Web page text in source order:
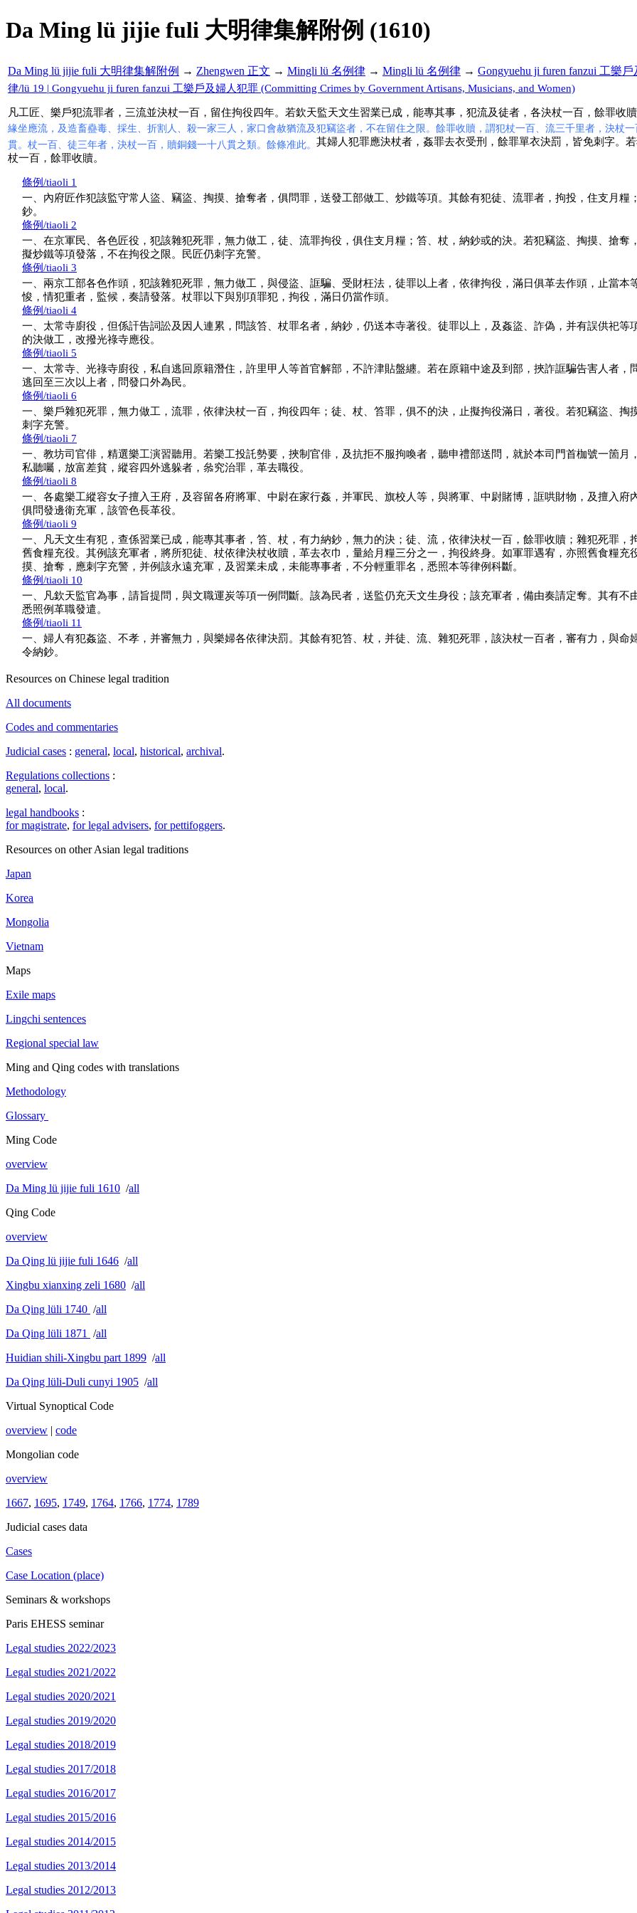
Da Ming lü jijie fuli 大明律集解附例 (1610)
Da Ming lü jijie fuli 大明律集解附例 → Zhengwen 正文 → Mingli lü 名例律 → Mingli lü 名例律 → Gongyuehu ji furen fanzui 工樂
律/lü 19 | Gongyuehu ji furen fanzui 工樂戶及婦人犯罪 (Committing Crimes by Government Artisans, Musicians, and Women)
凡工匠、樂戶犯流罪者，三流並決杖一百，留住拘役四年。若欽天監天文生習業已成，能專其事，犯流及徒者，各決杖一百，餘罪收贖
緣坐應流，及造畜蠱毒、採生、折割人、殺一家三人，家口會赦猶流及犯竊盜者，不在留住之限。餘罪收贖，謂犯杖一百、流三千里者，決杖
貫。杖一百、徒三年者，決杖一百，贖銅錢一十八貫之類。餘條准此。 其婦人犯罪應決杖者，姦罪去衣受刑，餘罪單衣決罰，皆免刺字。
杖一百，餘罪收贖。
條例/tiaoli 1
一、內府匠作犯該監守常人盜、竊盜、掏摸、搶奪者，俱問罪，送發工部做工、炒鐵等項。其餘有犯徒、流罪者，拘投，住支月糧
鈔。
條例/tiaoli 2
一、在京軍民、各色匠役，犯該雜犯死罪，無力做工，徒、流罪拘役，俱住支月糧；笞、杖，納鈔或的決。若犯竊盜、掏摸、搶奪
擬炒鐵等項發落，不在拘役之限。民匠仍刺字充警。
條例/tiaoli 3
一、兩京工部各色作頭，犯該雜犯死罪，無力做工，與侵盜、誆騙、受財枉法，徒罪以上者，依律拘役，滿日俱革去作頭，止當本
悛，情犯重者，監候，奏請發落。杖罪以下與別項罪犯，拘役，滿日仍當作頭。
條例/tiaoli 4
一、太常寺廚役，但係訐告詞訟及因人連累，問該笞、杖罪名者，納鈔，仍送本寺著役。徒罪以上，及姦盜、詐偽，并有誤供祀等
的決做工，改撥光祿寺應役。
條例/tiaoli 5
一、太常寺、光祿寺廚役，私自逃回原籍潛住，許里甲人等首官解部，不許津貼盤纏。若在原籍中途及到部，挾詐誆騙告害人者，
逃回至三次以上者，問發口外為民。
條例/tiaoli 6
一、樂戶雜犯死罪，無力做工，流罪，依律決杖一百，拘役四年；徒、杖、笞罪，俱不的決，止擬拘役滿日，著役。若犯竊盜、掏
刺字充警。
條例/tiaoli 7
一、教坊司官俳，精選樂工演習聽用。若樂工投託勢要，挾制官俳，及抗拒不服拘喚者，聽申禮部送問，就於本司門首枷號一箇月
私聽囑，放富差貧，縱容四外逃躲者，叅究治罪，革去職役。
條例/tiaoli 8
一、各處樂工縱容女子擅入王府，及容留各府將軍、中尉在家行姦，并軍民、旗校人等，與將軍、中尉賭博，誆哄財物，及擅入府
俱問發邊衛充軍，該管色長革役。
條例/tiaoli 9
一、凡天文生有犯，查係習業已成，能專其事者，笞、杖，有力納鈔，無力的決；徒、流，依律決杖一百，餘罪收贖；雜犯死罪，
舊食糧充役。其例該充軍者，將所犯徒、杖依律決杖收贖，革去衣巾，量給月糧三分之一，拘役終身。如軍罪遇宥，亦照舊食糧充
摸、搶奪，應刺字充警，并例該永遠充軍，及習業未成，未能專事者，不分輕重罪名，悉照本等律例科斷。
條例/tiaoli 10
一、凡欽天監官為事，請旨提問，與文職運炭等項一例問斷。該為民者，送監仍充天文生身役；該充軍者，備由奏請定奪。其有不
悉照例革職發遣。
條例/tiaoli 11
一、婦人有犯姦盜、不孝，并審無力，與樂婦各依律決罰。其餘有犯笞、杖，并徒、流、雜犯死罪，該決杖一百者，審有力，與命
令納鈔。
Resources on Chinese legal tradition
All documents
Codes and commentaries
Judicial cases : general, local, historical, archival.
Regulations collections :
general, local.
legal handbooks :
for magistrate, for legal advisers, for pettifoggers.
Resources on other Asian legal traditions
Japan
Korea
Mongolia
Vietnam
Maps
Exile maps
Lingchi sentences
Regional special law
Ming and Qing codes with translations
Methodology
Glossary
Ming Code
overview
Da Ming lü jijie fuli 1610 /all
Qing Code
overview
Da Qing lü jijie fuli 1646 /all
Xingbu xianxing zeli 1680 /all
Da Qing lüli 1740 /all
Da Qing lüli 1871
/all
Huidian shili-Xingbu part 1899 /all
Da Qing lüli-Duli cunyi 1905 /all
Virtual Synoptical Code
overview | code
Mongolian code
overview
1667, 1695, 1749, 1764, 1766, 1774, 1789
Judicial cases data
Cases
Case Location (place)
Seminars & workshops
Paris EHESS seminar
Legal studies 2022/2023
Legal studies 2021/2022
Legal studies 2020/2021
Legal studies 2019/2020
Legal studies 2018/2019
Legal studies 2017/2018
Legal studies 2016/2017
Legal studies 2015/2016
Legal studies 2014/2015
Legal studies 2013/2014
Legal studies 2012/2013